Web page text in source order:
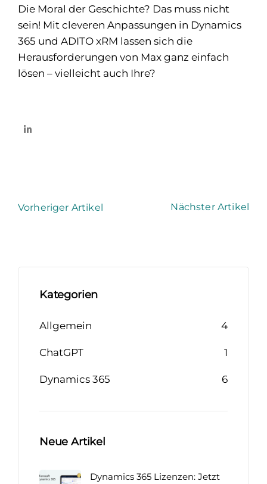
Die Moral der Geschichte? Das muss nicht
sein! Mit cleveren Anpassungen in Dynamics
365 und ADITO xRM lassen sich die
Herausforderungen von Max ganz einfach
lösen – vielleicht auch Ihre?
Vorheriger Artikel Nächster Artikel
Kategorien
Allgemein 4
ChatGPT 1
Dynamics 365 6
Neue Artikel
Dynamics 365 Lizenzen: Jetzt